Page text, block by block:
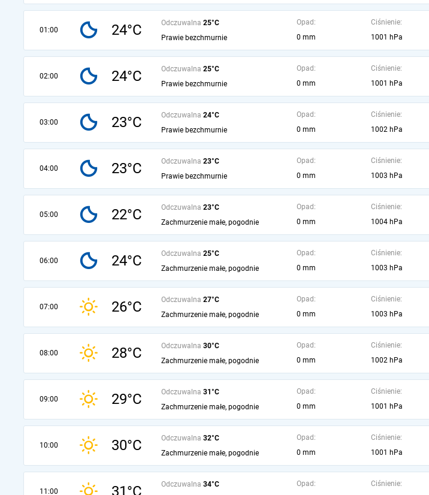
01:00 24°C Odczuwalna 25°C
Prawie bezchmurnie
Opad:
0 mm
Ciśnienie:
1001 hPa
02:00 24°C Odczuwalna 25°C
Prawie bezchmurnie
Opad:
0 mm
Ciśnienie:
1001 hPa
03:00 23°C Odczuwalna 24°C
Prawie bezchmurnie
Opad:
0 mm
Ciśnienie:
1002 hPa
04:00 23°C Odczuwalna 23°C
Prawie bezchmurnie
Opad:
0 mm
Ciśnienie:
1003 hPa
05:00 22°C Odczuwalna 23°C
Zachmurzenie małe, pogodnie
Opad:
0 mm
Ciśnienie:
1004 hPa
06:00 24°C Odczuwalna 25°C
Zachmurzenie małe, pogodnie
Opad:
0 mm
Ciśnienie:
1003 hPa
07:00 26°C Odczuwalna 27°C
Zachmurzenie małe, pogodnie
Opad:
0 mm
Ciśnienie:
1003 hPa
08:00 28°C Odczuwalna 30°C
Zachmurzenie małe, pogodnie
Opad:
0 mm
Ciśnienie:
1002 hPa
09:00 29°C Odczuwalna 31°C
Zachmurzenie małe, pogodnie
Opad:
0 mm
Ciśnienie:
1001 hPa
10:00 30°C Odczuwalna 32°C
Zachmurzenie małe, pogodnie
Opad:
0 mm
Ciśnienie:
1001 hPa
11:00 31°C Odczuwalna 34°C
Opad:
Ciśnienie: